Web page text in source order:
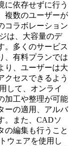
に依存せずに行う
複数のユーザーが
コラボレーション
は、大容量のデ
。多くのサービス
、有料プランでは
り、ユーザーは大
クセスできるよう
して、オンライ
加工や整理が可能
ーの適用、アルバ
。また、CADソ
の編集も行うこと
ウェアを使用し